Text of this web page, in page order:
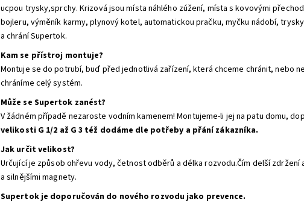
ucpou trysky,sprchy. Krizová jsou místa náhlého zúžení, místa s kovovými
bojleru, výměník karmy, plynový kotel, automatickou pračku, myčku nádobí,
a chrání Supertok.
Kam se přístroj montuje?
Montuje se do potrubí, buď před jednotlivá zařízení, která chceme chránit, nebo
chráníme celý systém.
Může se Supertok zanést?
V žádném případě nezaroste vodním kamenem! Montujeme-li jej na patu domu,
velikosti G 1/2 až G 3 též dodáme dle potřeby a přání zákazníka.
Jak určit velikost?
Určující je způsob ohřevu vody, četnost odběrů a délka rozvodu.Čím delší
a silnějšími magnety.
Supertok je doporučován do nového rozvodu jako prevence.